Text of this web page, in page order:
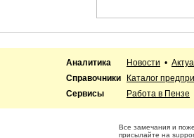
Аналитика Новости •
Справочники
Каталог
Сервисы
Работа в Пензе
Все замечания и
присылайте на